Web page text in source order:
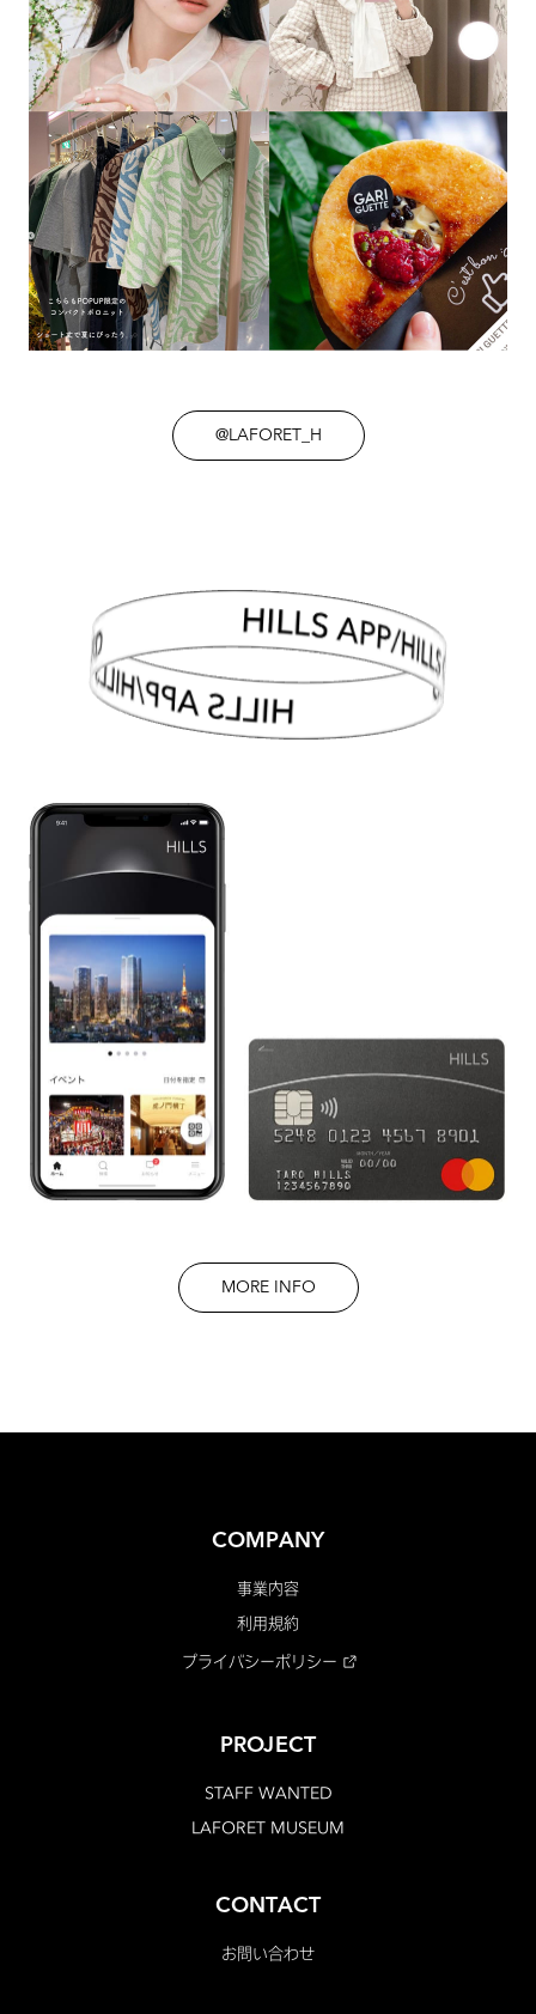
@LAFORET_H
HILLS APP/HILLS CARD
MORE INFO
COMPANY
事業内容
利用規約
プライバシーポリシー
PROJECT
STAFF WANTED
LAFORET MUSEUM
CONTACT
お問い合わせ